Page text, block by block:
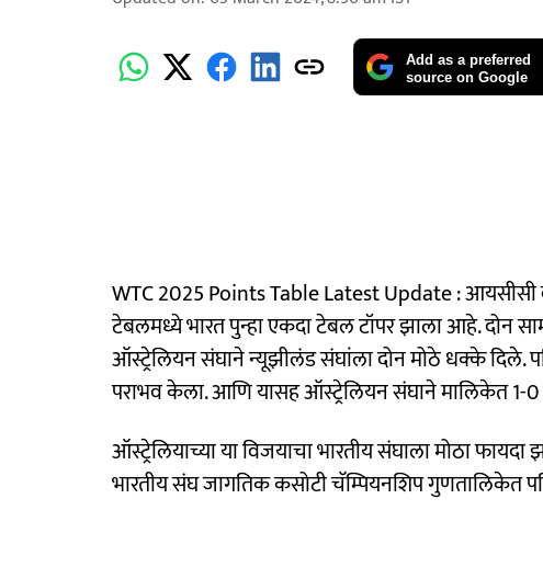
Add as a preferred
source on Google
WTC 2025 Points Table Latest Update : आयसीसी
टेबलमध्ये भारत पुन्हा एकदा टेबल टॉपर झाला आहे. दोन
ऑस्ट्रेलियन संघाने न्यूझीलंड संघांला दोन मोठे धक्के दिले.
पराभव केला. आणि यासह ऑस्ट्रेलियन संघाने मालिकेत 1-
ऑस्ट्रेलियाच्या या विजयाचा भारतीय संघाला मोठा
भारतीय संघ जागतिक कसोटी चॅम्पियनशिप गुणतालिकेत